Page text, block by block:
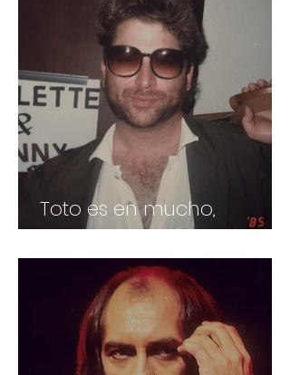
Toto es en mucho,
muchisimo, David Paich